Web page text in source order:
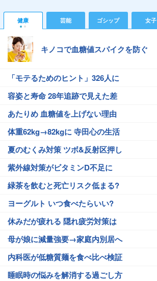
健康 芸能 ゴシップ 女子
キノコで血糖値スパイクを防ぐ
「モテるためのヒント」326人に
容姿と寿命 28年追跡で見えた差
あたりめ 血糖値を上げない理由
体重62kg→82kgに 寺田心の生活
夏のむくみ対策 ツボ&反射区押し
紫外線対策がビタミンD不足に
緑茶を飲むと死亡リスク低まる?
ヨーグルト いつ食べたらいい?
休みだが疲れる 隠れ疲労対策は
母が娘に減量強要→家庭内別居へ
内科医が低糖質麺を食べ比べ検証
睡眠時の悩みを解消する過ごし方